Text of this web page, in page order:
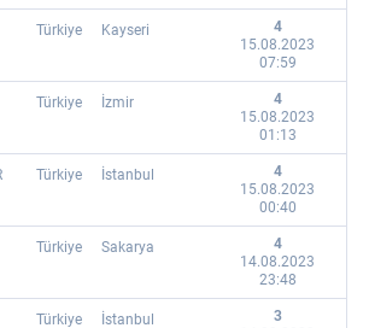
Türkiye Kayseri
4
15.08.2023
07:59
Türkiye İzmir
4
15.08.2023
01:13
Türkiye İstanbul
4
15.08.2023
00:40
Türkiye Sakarya
4
14.08.2023
23:48
Türkiye İstanbul
3